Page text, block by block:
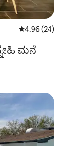
5 ರಲ್ಲಿ 4.96
4.96 (24)
ಮನೆ